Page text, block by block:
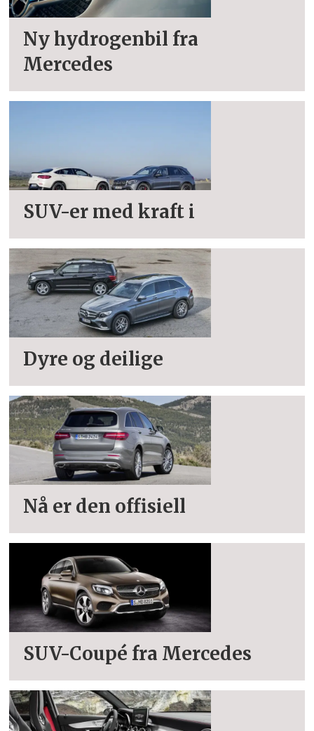
Ny hydrogenbil fra
Mercedes
SUV-er med kraft i
Dyre og deilige
Nå er den offisiell
SUV-Coupé fra Mercedes